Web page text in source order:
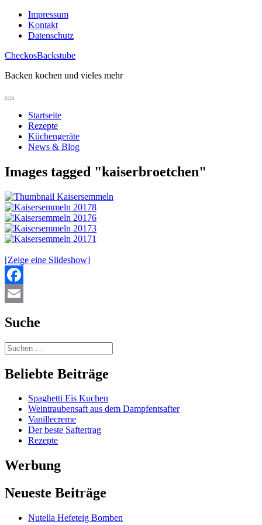
Skip
content
Impressum
Kontakt
Datenschutz
CheckosBackstube
Backen kochen und vieles mehr
Startseite
Rezepte
Küchengeräte
News & Blog
Images tagged "kaiserbroetchen"
[Zeige eine Slideshow]
Facebook
Suche
Beliebte Beiträge
Spaghetti Eis Kuchen
Weintraubensaft aus dem Dampfentsafter
Vanillecreme
Der beste Saftertrag
Rezepte
Werbung
Neueste Beiträge
Nutella Hefeteig Bomben